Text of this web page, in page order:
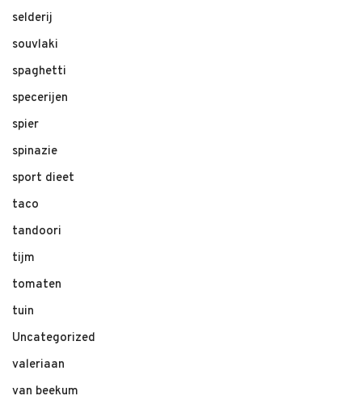
selderij
souvlaki
spaghetti
specerijen
spier
spinazie
sport dieet
taco
tandoori
tijm
tomaten
tuin
Uncategorized
valeriaan
van beekum